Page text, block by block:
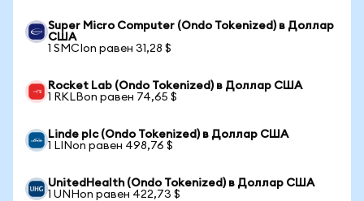
Super Micro Computer (Ondo Tokenized) в Доллар
США
1 SMCIon равен 31,28 $
Rocket Lab (Ondo Tokenized) в Доллар США
1 RKLBon равен 74,65 $
Linde plc (Ondo Tokenized) в Доллар США
1 LINon равен 498,76 $
UnitedHealth (Ondo Tokenized) в Доллар США
1 UNHon равен 422,73 $